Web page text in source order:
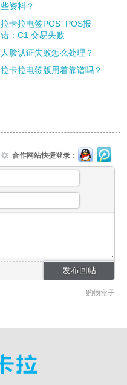
些资料？
拉卡拉电签POS_POS报
错：C1 交易失败
人脸认证失败怎么处理？
拉卡拉电签版用着靠谱吗？
合作网站快捷登录：
购物盒子